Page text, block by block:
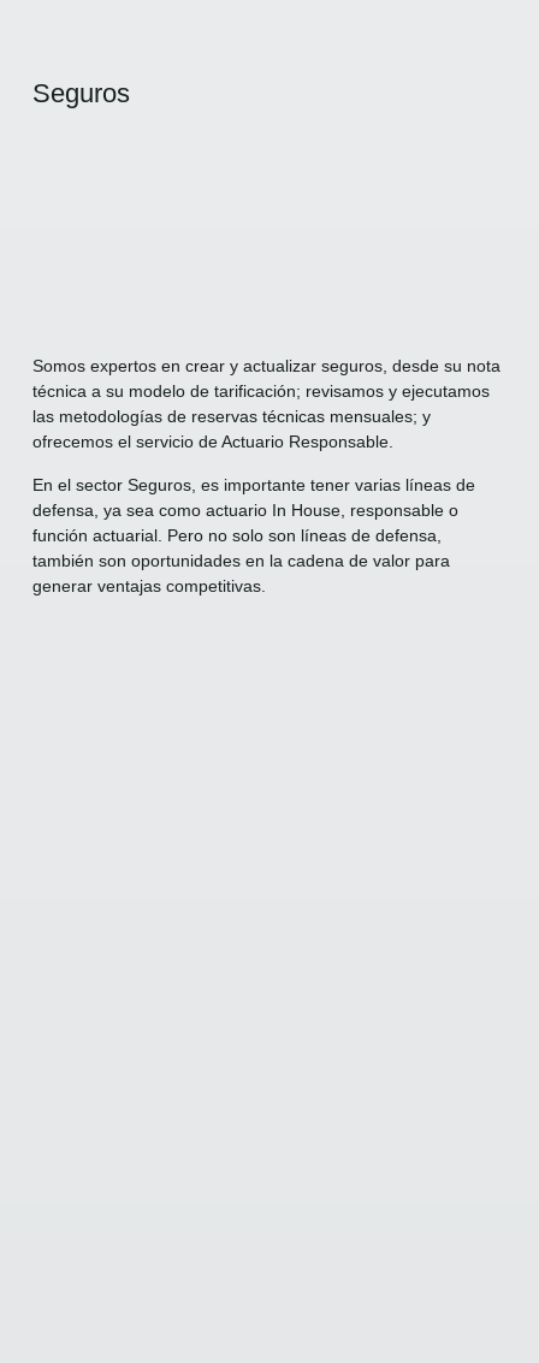
Seguros
Somos expertos en crear y actualizar seguros, desde su nota
técnica a su modelo de tarificación; revisamos y ejecutamos
las metodologías de reservas técnicas mensuales; y
ofrecemos el servicio de Actuario Responsable.
En el sector Seguros, es importante tener varias líneas de
defensa, ya sea como actuario In House, responsable o
función actuarial. Pero no solo son líneas de defensa,
también son oportunidades en la cadena de valor para
generar ventajas competitivas.